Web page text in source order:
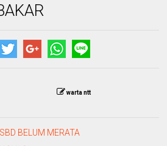
warta ntt
BELUM MERATA